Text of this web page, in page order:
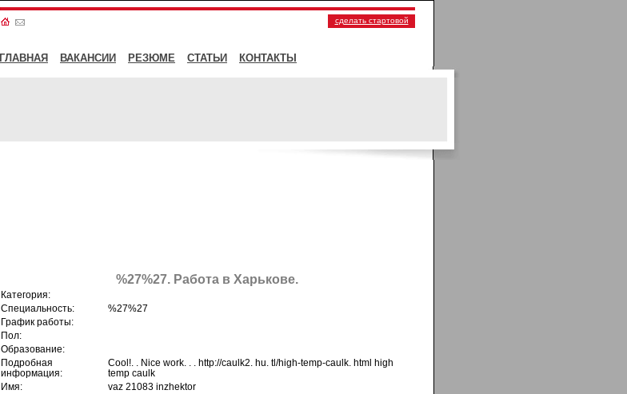
сделать стартовой
ГЛАВНАЯ ВАКАНСИИ РЕЗЮМЕ СТАТЬИ КОНТАКТЫ
%27%27. Работа в Харькове.
Категория:
Специальность:
%27%27
График работы:
Пол:
Образование:
Подробная
информация:
Cool!. . Nice work. . . http://caulk2. hu. tl/high-temp-caulk. html high
temp caulk
Имя:
vaz 21083 inzhektor